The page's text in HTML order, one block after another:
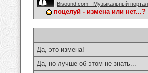
Bisound.com - Музыкальный портал
поцелуй - измена или нет...?
Да, это измена!
Да, но лучше об этом не знать...